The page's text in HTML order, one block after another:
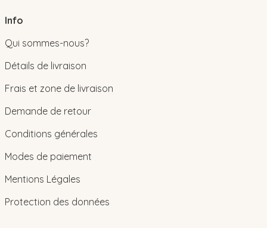
Info
Qui sommes-nous?
Détails de livraison
Frais et zone de livraison
Demande de retour
Conditions générales
Modes de paiement
Mentions Légales
Protection des données